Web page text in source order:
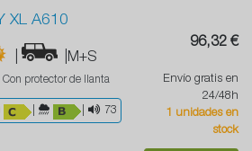
XL A610
| |M+S
Con protector de llanta
73
96,32 €
Envío gratis en
24/48h
1 unidades en
stock